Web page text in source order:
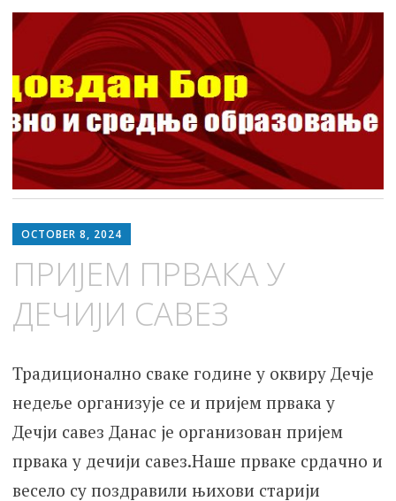
ШОСО Видовдан Бор
Школа за основно и средње образовање
to
OCTOBER 8, 2024
ПРИЈЕМ ПРВАКА У
ДЕЧИЈИ САВЕЗ
Традиционално сваке године у оквиру Дечје
недеље организује се и пријем првака у
Дечји савез Данас је организован пријем
првака у дечији савез.Наше прваке срдачно и
весело су поздравили њихови старији